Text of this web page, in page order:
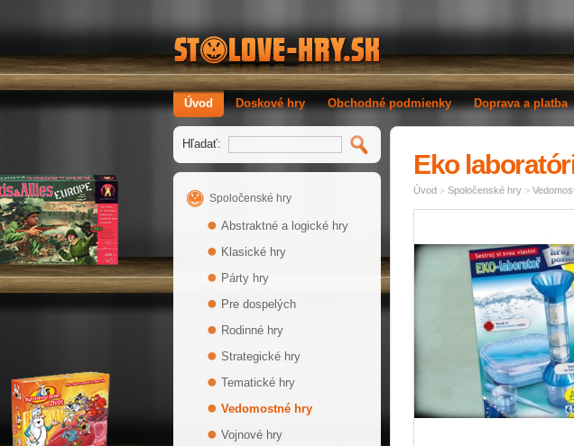
Úvod Doskové hry Obchodné podmienky Doprava a platba
Hľadať:
Spoločenské hry
Abstraktné a logické hry
Klasické hry
Párty hry
Pre dospelých
Rodinné hry
Strategické hry
Tematické hry
Vedomostné hry
Vojnové hry
Eko
Úvod > Spoločenské hry >